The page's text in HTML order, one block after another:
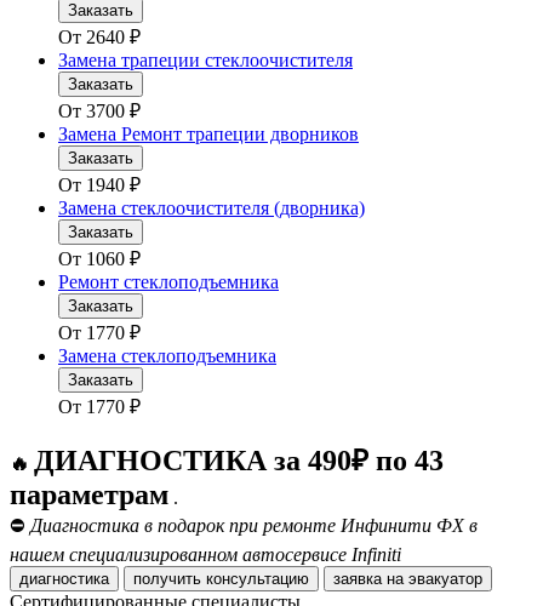
Заказать
От 2640 ₽
Замена трапеции стеклоочистителя
Заказать
От 3700 ₽
Замена Ремонт трапеции дворников
Заказать
От 1940 ₽
Замена стеклоочистителя (дворника)
Заказать
От 1060 ₽
Ремонт стеклоподъемника
Заказать
От 1770 ₽
Замена стеклоподъемника
Заказать
От 1770 ₽
🔥 ДИАГНОСТИКА за 490₽ по 43
параметрам .
⛔ Диагностика в подарок при ремонте Инфинити ФХ в
нашем специализированном автосервисе Infiniti
диагностика получить консультацию заявка на эвакуатор